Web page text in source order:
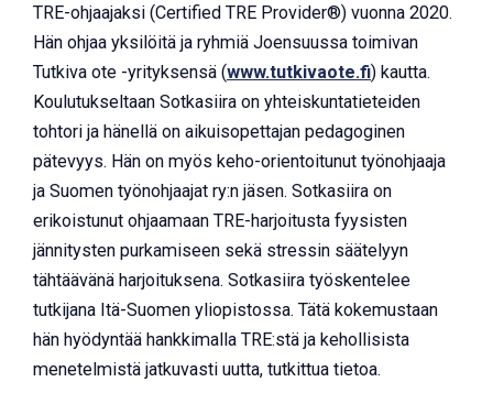
TRE-ohjaajaksi (Certified TRE Provider®) vuonna 2020.
Hän ohjaa yksilöitä ja ryhmiä Joensuussa toimivan
Tutkiva ote -yrityksensä (www.tutkivaote.fi) kautta.
Koulutukseltaan Sotkasiira on yhteiskuntatieteiden
tohtori ja hänellä on aikuisopettajan pedagoginen
pätevyys. Hän on myös keho-orientoitunut työnohjaaja
ja Suomen työnohjaajat ry:n jäsen. Sotkasiira on
erikoistunut ohjaamaan TRE-harjoitusta fyysisten
jännitysten purkamiseen sekä stressin säätelyyn
tähtäävänä harjoituksena. Sotkasiira työskentelee
tutkijana Itä-Suomen yliopistossa. Tätä kokemustaan
hän hyödyntää hankkimalla TRE:stä ja kehollisista
menetelmistä jatkuvasti uutta, tutkittua tietoa.